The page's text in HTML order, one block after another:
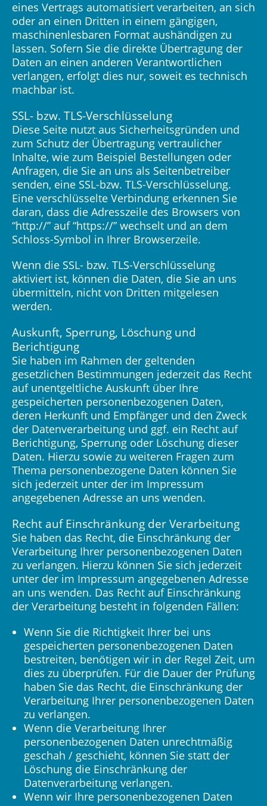
eines Vertrags automatisiert verarbeiten, an sich
oder an einen Dritten in einem gängigen,
maschinenlesbaren Format aushändigen zu
lassen. Sofern Sie die direkte Übertragung der
Daten an einen anderen Verantwortlichen
verlangen, erfolgt dies nur, soweit es technisch
machbar ist.
SSL- bzw. TLS-Verschlüsselung
Diese Seite nutzt aus Sicherheitsgründen und
zum Schutz der Übertragung vertraulicher
Inhalte, wie zum Beispiel Bestellungen oder
Anfragen, die Sie an uns als Seitenbetreiber
senden, eine SSL-bzw. TLS-Verschlüsselung.
Eine verschlüsselte Verbindung erkennen Sie
daran, dass die Adresszeile des Browsers von
“http://” auf “https://” wechselt und an dem
Schloss-Symbol in Ihrer Browserzeile.
Wenn die SSL- bzw. TLS-Verschlüsselung
aktiviert ist, können die Daten, die Sie an uns
übermitteln, nicht von Dritten mitgelesen
werden.
Auskunft, Sperrung, Löschung und
Berichtigung
Sie haben im Rahmen der geltenden
gesetzlichen Bestimmungen jederzeit das Recht
auf unentgeltliche Auskunft über Ihre
gespeicherten personenbezogenen Daten,
deren Herkunft und Empfänger und den Zweck
der Datenverarbeitung und ggf. ein Recht auf
Berichtigung, Sperrung oder Löschung dieser
Daten. Hierzu sowie zu weiteren Fragen zum
Thema personenbezogene Daten können Sie
sich jederzeit unter der im Impressum
angegebenen Adresse an uns wenden.
Recht auf Einschränkung der Verarbeitung
Sie haben das Recht, die Einschränkung der
Verarbeitung Ihrer personenbezogenen Daten
zu verlangen. Hierzu können Sie sich jederzeit
unter der im Impressum angegebenen Adresse
an uns wenden. Das Recht auf Einschränkung
der Verarbeitung besteht in folgenden Fällen:
Wenn Sie die Richtigkeit Ihrer bei uns
gespeicherten personenbezogenen Daten
bestreiten, benötigen wir in der Regel Zeit, um
dies zu überprüfen. Für die Dauer der Prüfung
haben Sie das Recht, die Einschränkung der
Verarbeitung Ihrer personenbezogenen Daten
zu verlangen.
Wenn die Verarbeitung Ihrer
personenbezogenen Daten unrechtmäßig
geschah / geschieht, können Sie statt der
Löschung die Einschränkung der
Datenverarbeitung verlangen.
Wenn wir Ihre personenbezogenen Daten